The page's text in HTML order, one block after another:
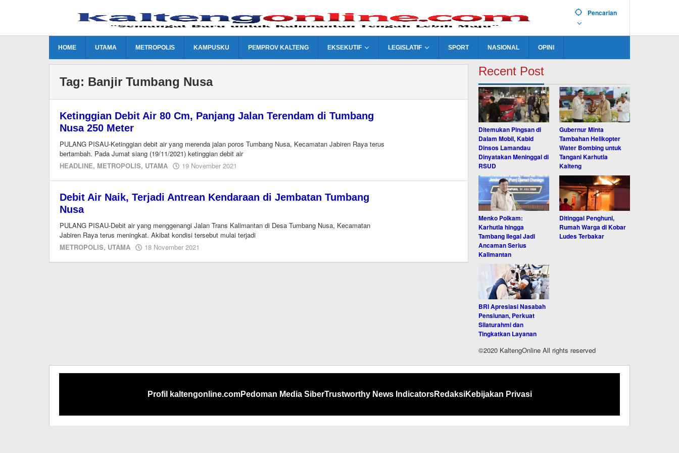
Pencarian
HOME UTAMA METROPOLIS KAMPUSKU PEMPROV KALTENG EKSEKUTIF LEGISLATIF SPORT NASIONAL OPINI
Tag: Banjir Tumbang Nusa
Ketinggian Debit Air 80 Cm, Panjang Jalan Terendam di Tumbang
Nusa 250 Meter
PULANG PISAU-Ketinggian debit air yang merenda jalan poros Tumbang Nusa, Kecamatan Jabiren Raya terus
bertambah. Pada Jumat siang (19/11/2021) ketinggian debit air
HEADLINE, METROPOLIS, UTAMA 19 November 2021
kaltengonline.com
Debit Air Naik, Terjadi Antrean Kendaraan di Jembatan Tumbang
Nusa
PULANG PISAU-Debit air yang menggenangi Jalan Trans Kalimantan di Desa Tumbang Nusa, Kecamatan
Jabiren Raya terus meningkat. Akibat kondisi tersebut mulai terjadi
METROPOLIS, UTAMA 18 November 2021
kaltengonline.com
Recent Post
Ditemukan Pingsan di
Dalam Mobil, Kabid
Dinsos Lamandau
Dinyatakan Meninggal di
RSUD
Gubernur Minta
Tambahan Helikopter
Water Bombing untuk
Tangani Karhutla
Kalteng
Menko Polkam:
Karhutla hingga
Tambang Ilegal Jadi
Ancaman Serius
Kalimantan
Ditinggal Penghuni,
Rumah Warga di Kobar
Ludes Terbakar
BRI Apresiasi Nasabah
Pensiunan, Perkuat
Silaturahmi dan
Tingkatkan Layanan
©2020 KaltengOnline All rights reserved
Profil kaltengonline.comPedoman Media SiberTrustworthy News IndicatorsRedaksiKebijakan Privasi